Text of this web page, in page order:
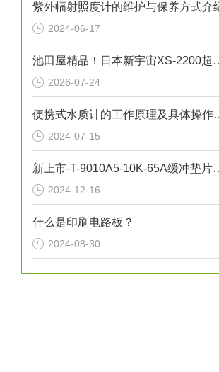
紫外幅射照度计的维护与保养方式介
2024-06-17
池田屋精品！日本新
2026-07-24
便携式水质
2024-07-15
新上市-T-
2024-12-16
什么是印刷电路板？
2024-08-30